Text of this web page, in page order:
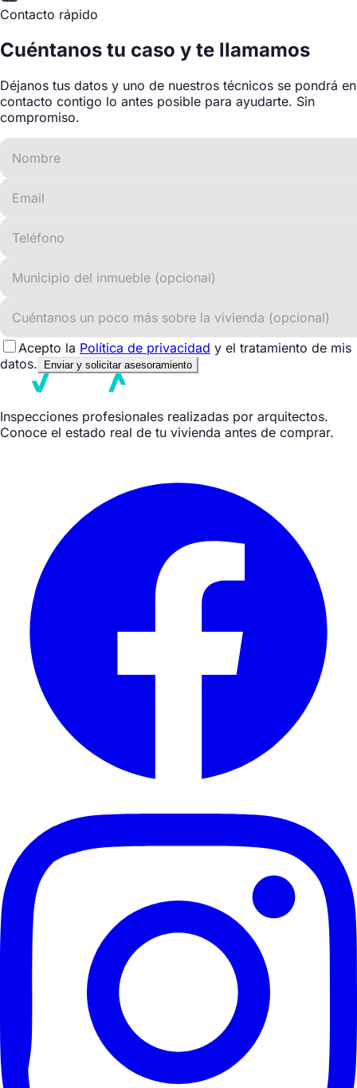
Contacto rápido
Cuéntanos tu caso y te llamamos
Déjanos tus datos y uno de nuestros técnicos se pondrá en
contacto contigo lo antes posible para ayudarte. Sin
compromiso.
Acepto la Política de privacidad y el tratamiento de mis
datos.
Enviar y solicitar asesoramiento
Inspecciones profesionales realizadas por arquitectos.
Conoce el estado real de tu vivienda antes de comprar.